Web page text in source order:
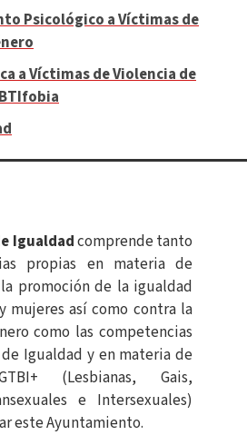
Psicológico a Víctimas de
a Víctimas de Violencia de
Igualdadcomprende tanto
propias en materia de
promoción de la igualdad
mujeres así como contra la
como las competencias
Igualdad y en materia de
(Lesbianas, Gais,
e Intersexuales)
este Ayuntamiento.